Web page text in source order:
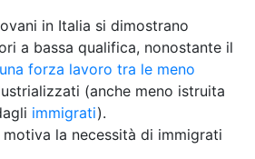
in Italia si dimostrano
a bassa qualifica, nonostante il
una forza lavoro tra le meno
(anche meno istruita
immigrati).
la necessità di immigrati